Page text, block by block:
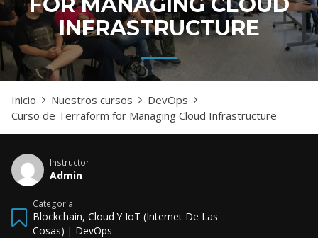
INFRASTRUCTURE
Inicio Nuestros cursos
DevOps
Curso de Terraform for Managing Cloud Infrastructure
Instructor
Admin
Categoría
Blockchain, Cloud Y IoT (Internet De Las
Cosas) | DevOps